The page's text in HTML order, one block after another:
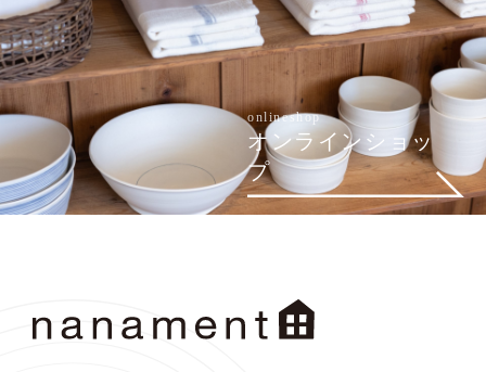
onlineshop
オンラインショッ
プ